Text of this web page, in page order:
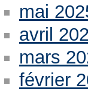
mai
avril
mars
février